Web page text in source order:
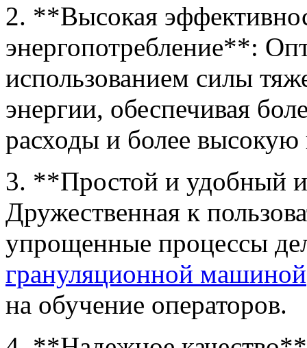
2. **Высокая
энергопотребление**:
использованием силы
энергии, обеспечивая
расходы и более высокую
3. **Простой и удобный
Дружественная к
упрощенные процессы
грануляционной машиной
на обучение операторов.